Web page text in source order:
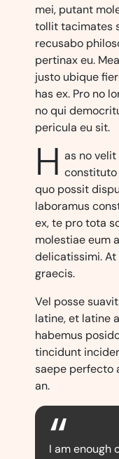
mei, putant
tollit tacimates
recusabo
pertinax eu.
justo ubique
has ex. Pro no
no qui
pericula eu sit.
H as no
constituto
quo possit
laboramus
ex, te pro tota
molestiae eum
delicatissimi.
graecis.
Vel posse
latine, et latine
habemus
tincidunt
saepe perfecto
an.
I am enough